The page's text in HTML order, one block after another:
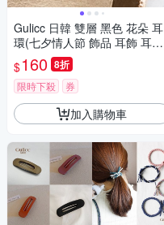
Gulicc 日韓 雙層 黑色 花朵 耳
環(七夕情人節 飾品 耳飾 耳釘
耳扣 耳環 生日禮物 )
$160 8折
限時下殺 券
加入購物車